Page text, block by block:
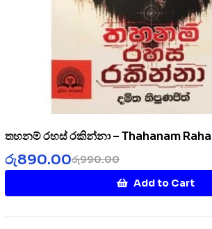
තහනම් රහස් රකින්නා – Thahanam
රු990.00
රු890.00
Add to Cart